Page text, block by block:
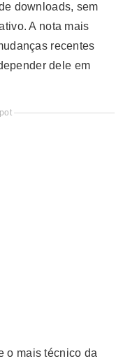
downloads, sem
A nota mais
recentes
dele em
o mais técnico da